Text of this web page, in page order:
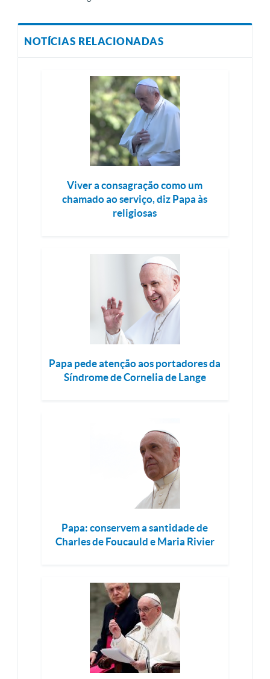
NOTÍCIAS RELACIONADAS
Viver a consagração como um
chamado ao serviço, diz Papa às
religiosas
Papa pede atenção aos portadores da
Síndrome de Cornelia de Lange
Papa: conservem a santidade de
Charles de Foucauld e Maria Rivier